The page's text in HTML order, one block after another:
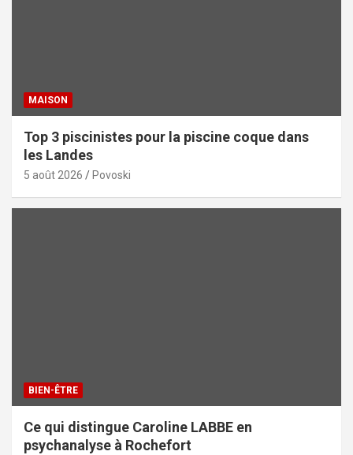
MAISON
Top 3 piscinistes pour la piscine coque dans
les Landes
5 août 2026 Povoski
BIEN-ÊTRE
Ce qui distingue Caroline LABBE en
psychanalyse à Rochefort